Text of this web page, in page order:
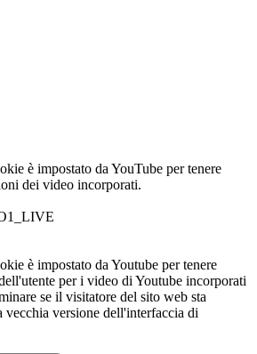
è impostato da YouTube per tenere
dei video incorporati.
è impostato da Youtube per tenere
per i video di Youtube incorporati
se il visitatore del sito web sta
versione dell'interfaccia di